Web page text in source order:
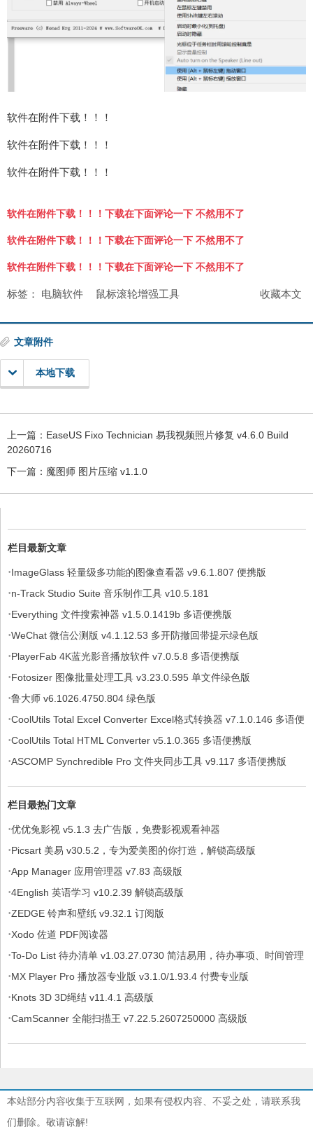
软件在附件下载！！！
软件在附件下载！！！
软件在附件下载！！！
软件在附件下载！！！下载在下面评论一下 不然用不了
软件在附件下载！！！下载在下面评论一下 不然用不了
软件在附件下载！！！下载在下面评论一下 不然用不了
收藏本文
标签： 电脑软件 鼠标滚轮增强工具
文章附件
本地下载
上一篇： EaseUS Fixo Technician 易我视频照片修复 v4.6.0 Build
20260716
下一篇： 魔图师 图片压缩 v1.1.0
栏目最新文章
·ImageGlass 轻量级多功能的图像查看器 v9.6.1.807 便携版
·n-Track Studio Suite 音乐制作工具 v10.5.181
·Everything 文件搜索神器 v1.5.0.1419b 多语便携版
·WeChat 微信公测版 v4.1.12.53 多开防撤回带提示绿色版
·PlayerFab 4K蓝光影音播放软件 v7.0.5.8 多语便携版
·Fotosizer 图像批量处理工具 v3.23.0.595 单文件绿色版
·鲁大师 v6.1026.4750.804 绿色版
·CoolUtils Total Excel Converter Excel格式转换器 v7.1.0.146 多语便
携版
·CoolUtils Total HTML Converter v5.1.0.365 多语便携版
·ASCOMP Synchredible Pro 文件夹同步工具 v9.117 多语便携版
栏目最热门文章
·优优兔影视 v5.1.3 去广告版，免费影视观看神器
·Picsart 美易 v30.5.2，专为爱美图的你打造，解锁高级版
·App Manager 应用管理器 v7.83 高级版
·4English 英语学习 v10.2.39 解锁高级版
·ZEDGE 铃声和壁纸 v9.32.1 订阅版
·Xodo 佐道 PDF阅读器
·To-Do List 待办清单 v1.03.27.0730 简洁易用，待办事项、时间管理
软件，解锁专业版
·MX Player Pro 播放器专业版 v3.1.0/1.93.4 付费专业版
·Knots 3D 3D绳结 v11.4.1 高级版
·CamScanner 全能扫描王 v7.22.5.2607250000 高级版
本站部分内容收集于互联网，如果有侵权内容、不妥之处，请联系我
们删除。敬请谅解!